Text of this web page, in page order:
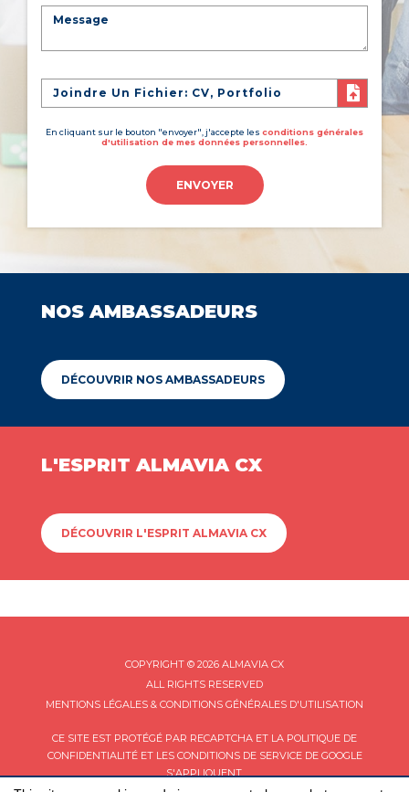
Joindre Un Fichier: CV, Portfolio
En cliquant sur le bouton "envoyer", j'accepte les conditions générales
d'utilisation de mes données personnelles.
ENVOYER
NOS AMBASSADEURS
DÉCOUVRIR NOS AMBASSADEURS
L'ESPRIT ALMAVIA CX
DÉCOUVRIR L'ESPRIT ALMAVIA CX
COPYRIGHT © 2026 ALMAVIA CX
ALL RIGHTS RESERVED
MENTIONS LÉGALES & CONDITIONS GÉNÉRALES D'UTILISATION
CE SITE EST PROTÉGÉ PAR RECAPTCHA ET LA POLITIQUE DE
CONFIDENTIALITÉET LES CONDITIONS DE SERVICEDE GOOGLE
S'APPLIQUENT.